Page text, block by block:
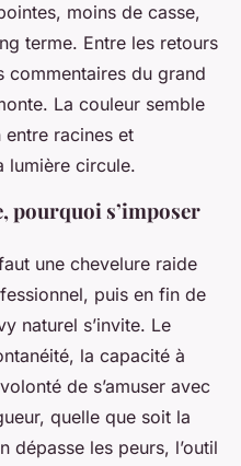
moins de casse,
terme. Entre les retours
commentaires du grand
La couleur semble
racines et
lumière circule.
pourquoi s’imposer
une chevelure raide
puis en fin de
naturel s’invite. Le
la capacité à
de s’amuser avec
quelle que soit la
dépasse les peurs, l’outil